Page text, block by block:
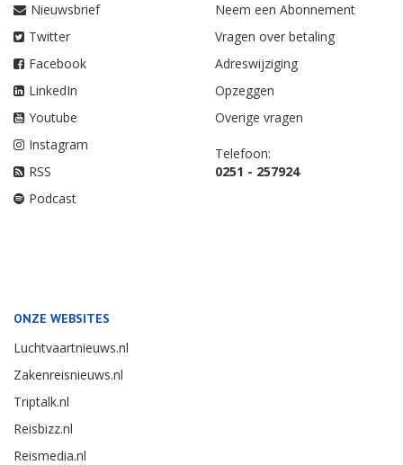
Nieuwsbrief
Twitter
Facebook
LinkedIn
Youtube
Instagram
RSS
Podcast
Neem een Abonnement
Vragen over betaling
Adreswijziging
Opzeggen
Overige vragen
Telefoon:
0251 - 257924
ONZE WEBSITES
Luchtvaartnieuws.nl
Zakenreisnieuws.nl
Triptalk.nl
Reisbizz.nl
Reismedia.nl